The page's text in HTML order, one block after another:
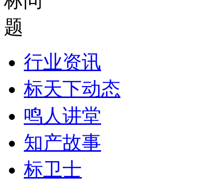
行业资讯
标天下动态
鸣人讲堂
知产故事
标卫士